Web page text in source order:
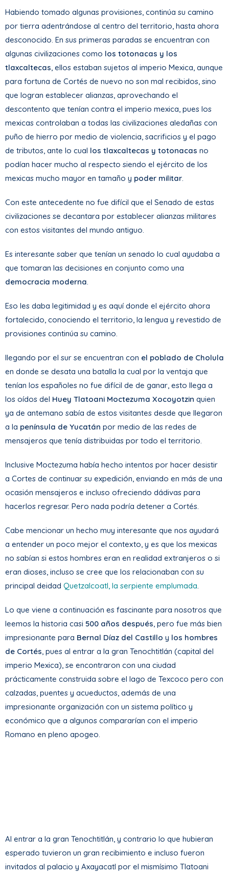
Habiendo tomado algunas provisiones, continúa su camino
por tierra adentrándose al centro del territorio, hasta ahora
desconocido. En sus primeras paradas se encuentran con
algunas civilizaciones como los totonacas y los
tlaxcaltecas, ellos estaban sujetos al imperio Mexica, aunque
para fortuna de Cortés de nuevo no son mal recibidos, sino
que logran establecer alianzas, aprovechando el
descontento que tenían contra el imperio mexica, pues los
mexicas controlaban a todas las civilizaciones aledañas con
puño de hierro por medio de violencia, sacrificios y el pago
de tributos, ante lo cual los tlaxcaltecas y totonacas no
podían hacer mucho al respecto siendo el ejército de los
mexicas mucho mayor en tamaño y poder militar.
Con este antecedente no fue difícil que el Senado de estas
civilizaciones se decantara por establecer alianzas militares
con estos visitantes del mundo antiguo.
Es interesante saber que tenían un senado lo cual ayudaba a
que tomaran las decisiones en conjunto como una
democracia moderna.
Eso les daba legitimidad y es aquí donde el ejército ahora
fortalecido, conociendo el territorio, la lengua y revestido de
provisiones continúa su camino.
llegando por el sur se encuentran con el poblado de Cholula
en donde se desata una batalla la cual por la ventaja que
tenían los españoles no fue difícil de de ganar, esto llega a
los oídos del Huey Tlatoani Moctezuma Xocoyotzin quien
ya de antemano sabía de estos visitantes desde que llegaron
a la península de Yucatán por medio de las redes de
mensajeros que tenía distribuidas por todo el territorio.
Inclusive Moctezuma había hecho intentos por hacer desistir
a Cortes de continuar su expedición, enviando en más de una
ocasión mensajeros e incluso ofreciendo dádivas para
hacerlos regresar. Pero nada podría detener a Cortés.
Cabe mencionar un hecho muy interesante que nos ayudará
a entender un poco mejor el contexto, y es que los mexicas
no sabían si estos hombres eran en realidad extranjeros o si
eran dioses, incluso se cree que los relacionaban con su
principal deidad Quetzalcoatl, la serpiente emplumada.
Lo que viene a continuación es fascinante para nosotros que
leemos la historia casi 500 años después, pero fue más bien
impresionante para Bernal Díaz del Castillo y los hombres
de Cortés, pues al entrar a la gran Tenochtitlán (capital del
imperio Mexica), se encontraron con una ciudad
prácticamente construida sobre el lago de Texcoco pero con
calzadas, puentes y acueductos, además de una
impresionante organización con un sistema político y
económico que a algunos compararían con el imperio
Romano en pleno apogeo.
Al entrar a la gran Tenochtitlán, y contrario lo que hubieran
esperado tuvieron un gran recibimiento e incluso fueron
invitados al palacio y Axayacatl por el mismísimo Tlatoani